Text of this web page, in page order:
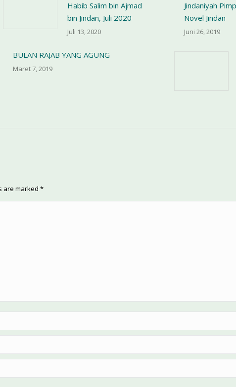
Habib Salim bin Ajmad
bin Jindan, Juli 2020
Juli 13, 2020
Jindaniyah
Novel Jindan
Juni 26, 2019
BULAN RAJAB YANG AGUNG
Maret 7, 2019
are marked *